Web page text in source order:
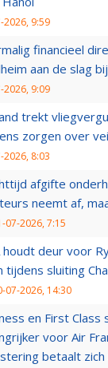
2026, 9:59
financieel
aan de slag
2026, 9:09
trekt
zorgen over
2026, 8:03
afgifte
neemt af,
07-2026, 7:15
houdt deur voor
tijdens sluiting
07-2026, 14:30
en First Class
voor Air
betaalt zich